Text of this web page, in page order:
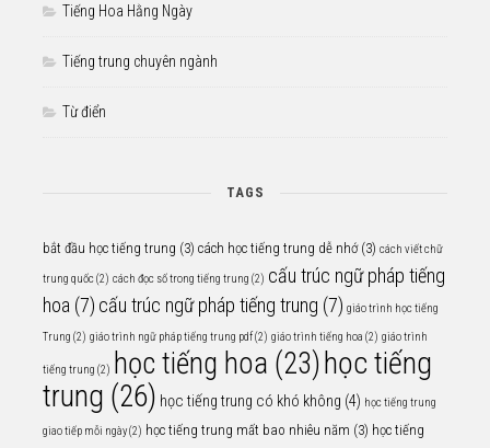
Tiếng Hoa Hằng Ngày
Tiếng trung chuyên ngành
Từ điển
TAGS
bắt đầu học tiếng trung (3) cách học tiếng trung dễ nhớ(3) cách viết chữ
trung quốc(2) cách đọc số trong tiếng trung (2) cấu trúc ngữ pháp tiếng
hoa (7) cấu trúc ngữ pháp tiếng trung (7) giáo trình học tiếng
Trung (2) giáo trình ngữ pháp tiếng trung pdf(2) giáo trình tiếng hoa (2) giáo trình
tiếng trung (2) học tiếng hoa (23)học tiếng
trung (26) học tiếng trung có khó không (4) học tiếng trung
giao tiếp mỗi ngày(2) học tiếng trung mất bao nhiêu năm (3) học tiếng